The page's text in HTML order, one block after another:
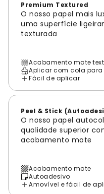
Premium Textured
O nosso papel mais
uma superfície
texturada
Acabamento mate
Aplicar com cola para
Fácil de aplicar
Peel & Stick
O nosso papel
qualidade superior
acabamento mate
Acabamento mate
Autoadesivo
Amovível e fácil de